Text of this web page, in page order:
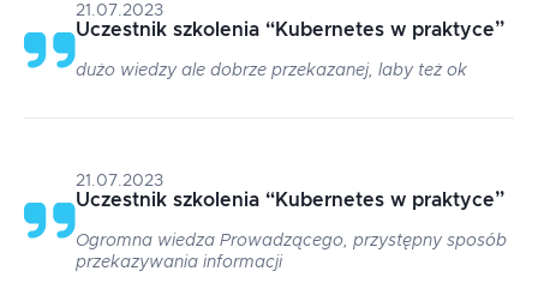
21.07.2023
Uczestnik szkolenia “Kubernetes w praktyce”
dużo wiedzy ale dobrze przekazanej, laby też ok
21.07.2023
Uczestnik szkolenia “Kubernetes w praktyce”
Ogromna wiedza Prowadzącego, przystępny sposób
przekazywania informacji